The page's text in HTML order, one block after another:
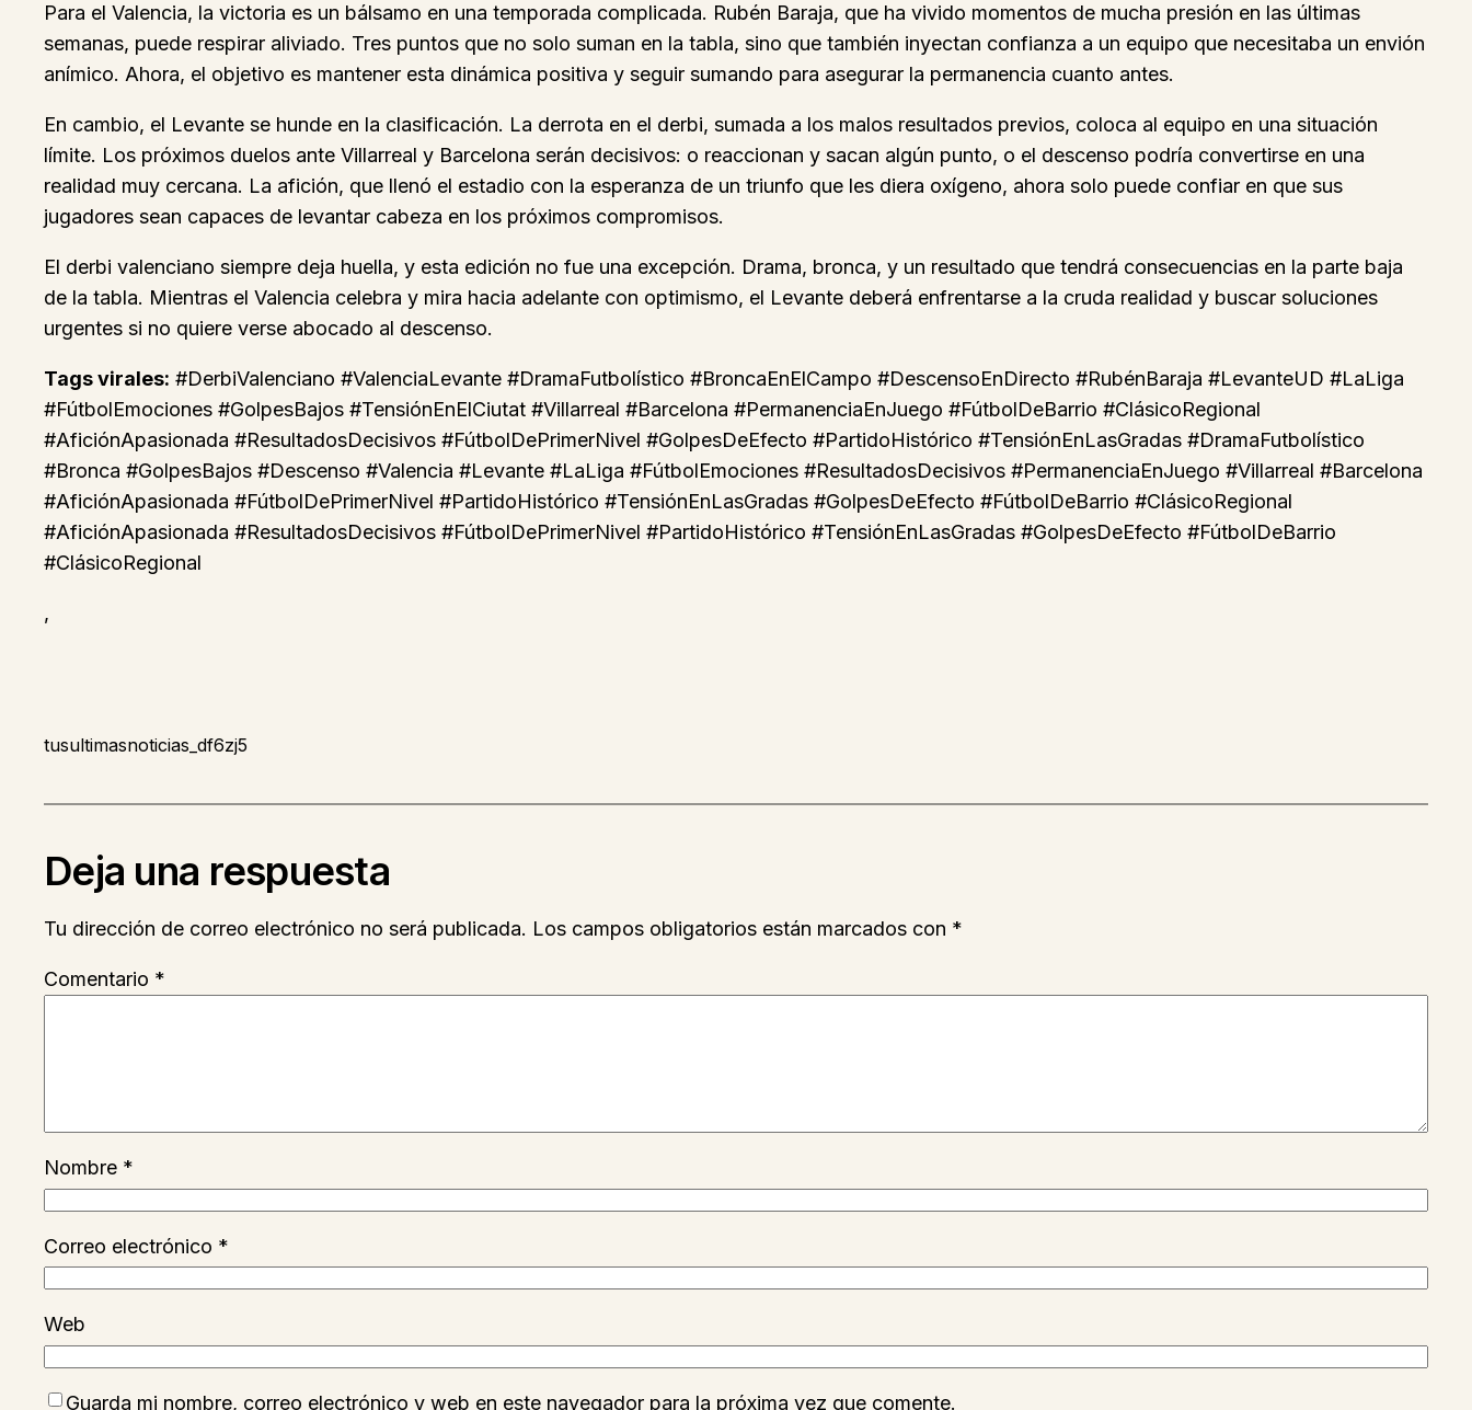
Para el Valencia, la victoria es un bálsamo en una temporada complicada. Rubén Baraja, que ha vivido momentos de mucha presión en las últimas
semanas, puede respirar aliviado. Tres puntos que no solo suman en la tabla, sino que también inyectan confianza a un equipo que necesitaba un envión
anímico. Ahora, el objetivo es mantener esta dinámica positiva y seguir sumando para asegurar la permanencia cuanto antes.
En cambio, el Levante se hunde en la clasificación. La derrota en el derbi, sumada a los malos resultados previos, coloca al equipo en una situación
límite. Los próximos duelos ante Villarreal y Barcelona serán decisivos: o reaccionan y sacan algún punto, o el descenso podría convertirse en una
realidad muy cercana. La afición, que llenó el estadio con la esperanza de un triunfo que les diera oxígeno, ahora solo puede confiar en que sus
jugadores sean capaces de levantar cabeza en los próximos compromisos.
El derbi valenciano siempre deja huella, y esta edición no fue una excepción. Drama, bronca, y un resultado que tendrá consecuencias en la parte baja
de la tabla. Mientras el Valencia celebra y mira hacia adelante con optimismo, el Levante deberá enfrentarse a la cruda realidad y buscar soluciones
urgentes si no quiere verse abocado al descenso.
Tags virales: #DerbiValenciano #ValenciaLevante #DramaFutbolístico #BroncaEnElCampo #DescensoEnDirecto #RubénBaraja #LevanteUD #LaLiga
#FútbolEmociones #GolpesBajos #TensiónEnElCiutat #Villarreal #Barcelona #PermanenciaEnJuego #FútbolDeBarrio #ClásicoRegional
#AficiónApasionada #ResultadosDecisivos #FútbolDePrimerNivel #GolpesDeEfecto #PartidoHistórico #TensiónEnLasGradas #DramaFutbolístico
#Bronca #GolpesBajos #Descenso #Valencia #Levante #LaLiga #FútbolEmociones #ResultadosDecisivos #PermanenciaEnJuego #Villarreal #Barcelona
#AficiónApasionada #FútbolDePrimerNivel #PartidoHistórico #TensiónEnLasGradas #GolpesDeEfecto #FútbolDeBarrio #ClásicoRegional
#AficiónApasionada #ResultadosDecisivos #FútbolDePrimerNivel #PartidoHistórico #TensiónEnLasGradas #GolpesDeEfecto #FútbolDeBarrio
#ClásicoRegional
,
tusultimasnoticias_df6zj5
Deja una respuesta
Tu dirección de correo electrónico no será publicada. Los campos obligatorios están marcados con *
Comentario *
Nombre *
Correo electrónico *
Web
Guarda mi nombre, correo electrónico y web en este navegador para la próxima vez que comente.